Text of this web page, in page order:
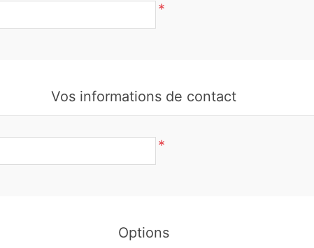
*
Vos informations de contact
*
Options